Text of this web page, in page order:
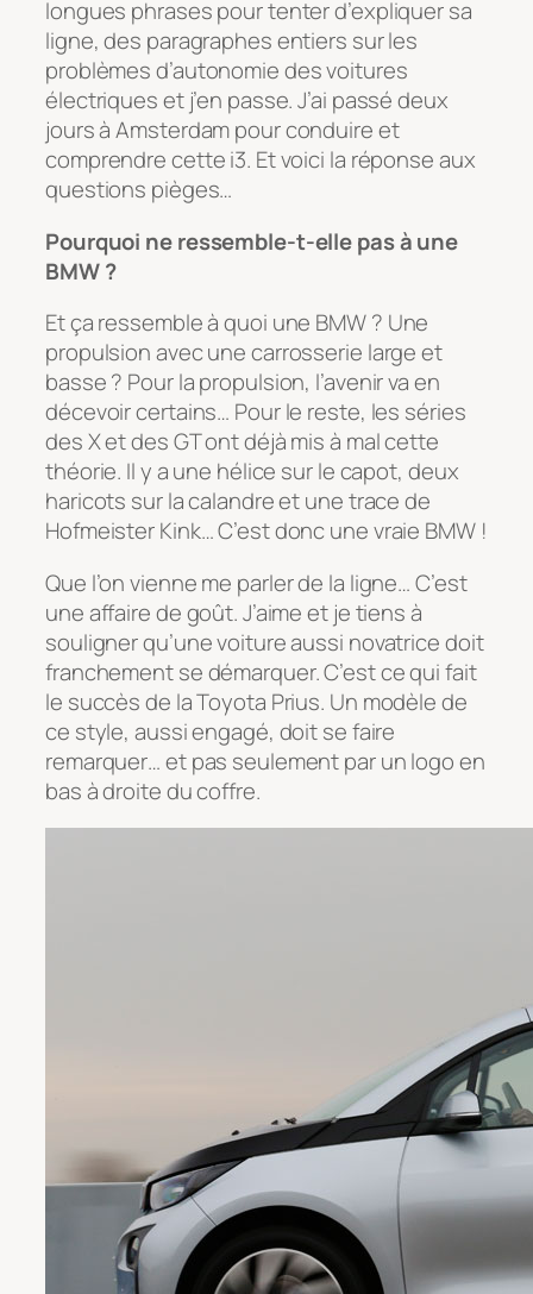
longues phrases pour tenter d’expliquer sa
ligne, des paragraphes entiers sur les
problèmes d’autonomie des voitures
électriques et j’en passe. J’ai passé deux
jours à Amsterdam pour conduire et
comprendre cette i3. Et voici la réponse aux
questions pièges…
Pourquoi ne ressemble-t-elle pas à une
BMW ?
Et ça ressemble à quoi une BMW ? Une
propulsion avec une carrosserie large et
basse ? Pour la propulsion, l’avenir va en
décevoir certains… Pour le reste, les séries
des X et des GT ont déjà mis à mal cette
théorie. Il y a une hélice sur le capot, deux
haricots sur la calandre et une trace de
Hofmeister Kink… C’est donc une vraie BMW !
Que l’on vienne me parler de la ligne… C’est
une affaire de goût. J’aime et je tiens à
souligner qu’une voiture aussi novatrice doit
franchement se démarquer. C’est ce qui fait
le succès de la Toyota Prius. Un modèle de
ce style, aussi engagé, doit se faire
remarquer… et pas seulement par un logo en
bas à droite du coffre.